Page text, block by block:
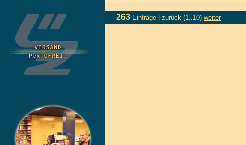
263 Einträge | zurück (1..10) weiter